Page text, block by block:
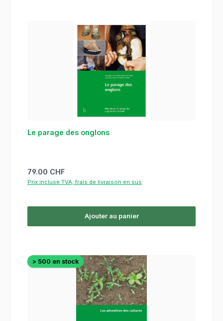
Le parage des onglons
Prix régulier :
79.00 CHF
Prix incluse TVA, frais de livraison en sus
Ajouter au panier
> 500 en stock